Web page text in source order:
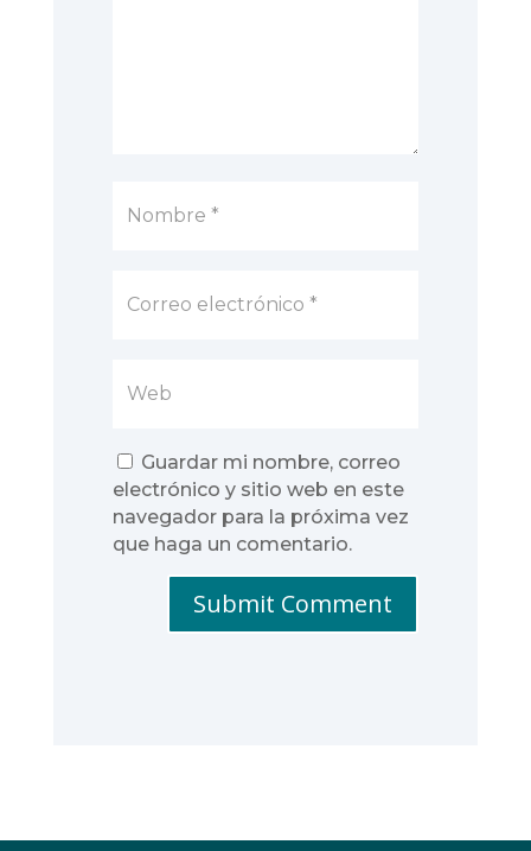
Guardar mi nombre, correo
electrónico y sitio web en este
navegador para la próxima vez
que haga un comentario.
Submit Comment